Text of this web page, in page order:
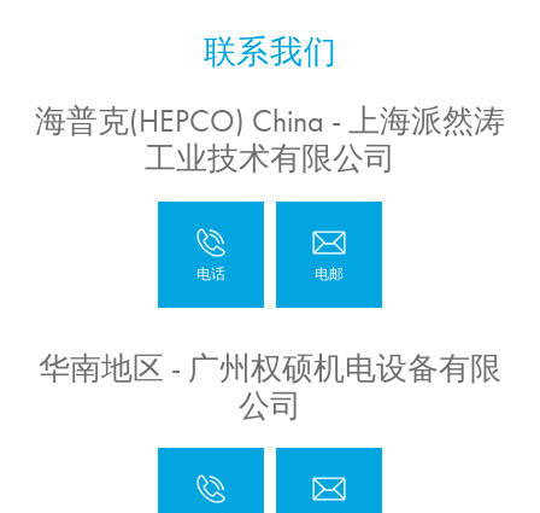
海普克(HEPCO) China - 上海派然涛
工业技术有限公司
华南地区 - 广州权硕机电设备有限
公司